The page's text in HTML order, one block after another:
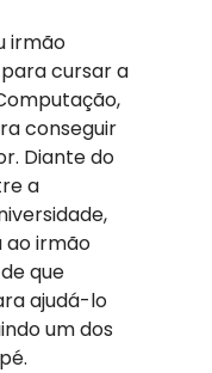
irmão
para cursar a
conseguir
Diante do
a
ao irmão
que
ajudá-lo
um dos